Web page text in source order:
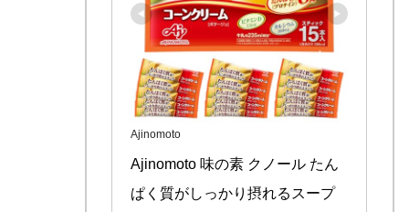
Ajinomoto
Ajinomoto 味の素 クノール たん
ぱく質がしっかり摂れるスープ